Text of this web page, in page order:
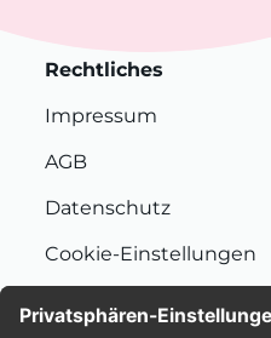
Rechtliches
Impressum
AGB
Datenschutz
Cookie-Einstellungen